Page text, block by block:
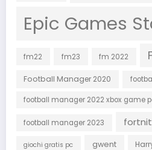
Epic Games
fm22 fm23 fm 2022
Football Manager 2020
football manager 2022 xbox game
football manager 2023
giochi gratis pc gwent